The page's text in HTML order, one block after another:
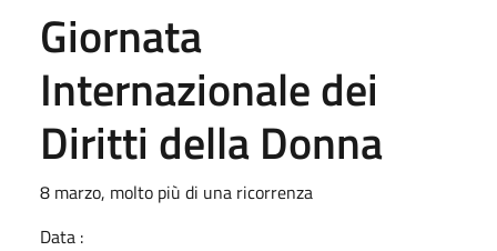
Giornata
Internazionale dei
Diritti della Donna
8 marzo, molto più di una ricorrenza
Data :